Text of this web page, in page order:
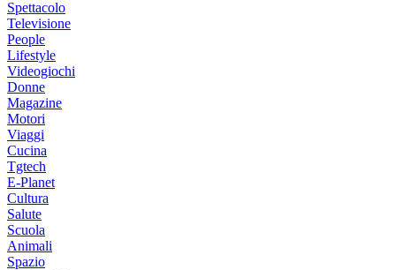
Spettacolo
Televisione
People
Lifestyle
Videogiochi
Donne
Magazine
Motori
Viaggi
Cucina
Tgtech
E-Planet
Cultura
Salute
Scuola
Animali
Spazio